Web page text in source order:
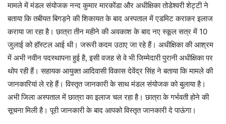
मामले में मंडल संयोजक नन्द कुमार मारकोंडा और अधीक्षिका तोडेश्वरी शेट्टी ने
बताया कि तबीयत बिगड़ने की शिकायत के बाद अस्पताल में एडमिट कराकर इलाज
कराया जा रहा है। छात्रा तीन महीने की अवकाश के बाद नए स्कूल सत्र में 10
जुलाई को हॉस्टल आई थी। जरूरी कदम उठाए जा रहे हैं। अधीक्षिका की आश्रम
में अभी नवीन पदस्थापना हुई है, इसी वजह से वे भी जिम्मेदारी पुरानी अधीक्षिका पर
थोप रही हैं। सहायक आयुक्त आदिवासी विकास देवेंद्र सिंह ने बताया कि मामले की
जानकारियां ले रहे हैं। विस्तृत जानकारी के साथ मंडल संयोजक को बुलाया है।
अभी जिला अस्पताल में छात्रा का इलाज चल रहा है। छात्रा के गर्भवती होने की
सूचना मिली है। पूरी जानकारी के बाद आपको विस्तृत जानकारी दे पाऊंगा।